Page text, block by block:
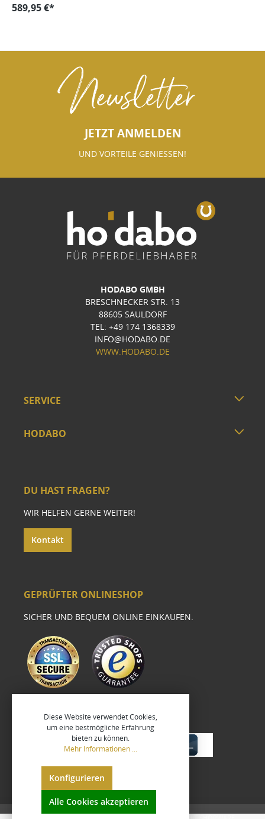
589,95 €*
Newsletter
JETZT ANMELDEN
UND VORTEILE GENIESSEN!
HODABO GMBH
BRESCHNECKER STR. 13
88605 SAULDORF
TEL: +49 174 1368339
INFO@HODABO.DE
WWW.HODABO.DE
SERVICE
HODABO
DU HAST FRAGEN?
WIR HELFEN GERNE WEITER!
Kontakt
GEPRÜFTER ONLINESHOP
SICHER UND BEQUEM ONLINE EINKAUFEN.
Diese Website verwendet Cookies,
um eine bestmögliche Erfahrung
bieten zu können.
Mehr Informationen ...
Konfigurieren
Alle Cookies akzeptieren